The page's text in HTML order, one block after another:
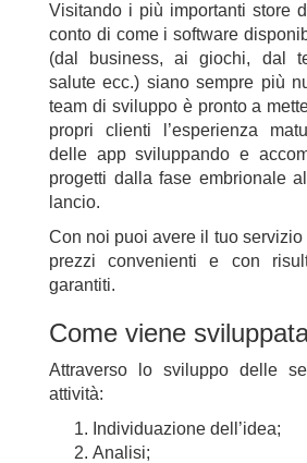
Visitando i più importanti store
conto di come i software
(dal business, ai giochi, dal
salute ecc.) siano sempre più
team di sviluppo è pronto a
propri clienti l’esperienza
delle app sviluppando e
progetti dalla fase embrionale
lancio.
Con noi puoi avere il tuo
prezzi convenienti e con
garantiti.
Come viene
Attraverso lo sviluppo delle
attività:
Individuazione dell’idea;
Analisi;